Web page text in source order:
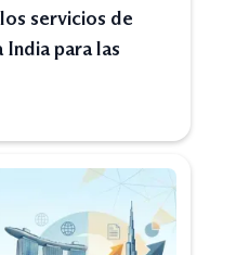
servicios de
para las